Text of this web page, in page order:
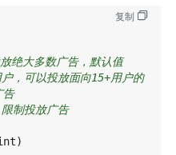
复制
绝大多数广告，默认值
，可以投放面向15+用户的
告
制投放广告
)